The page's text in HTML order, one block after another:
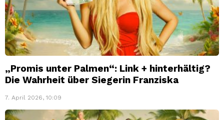
„Promis unter Palmen“: Link + hinterhältig?
Die Wahrheit über Siegerin Franziska
7. April 2026, 10:09